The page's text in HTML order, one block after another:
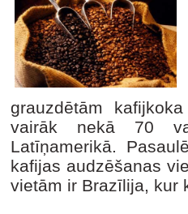
grauzdētām
vairāk nekā 70
Latīņamerikā.
kafijas audzēšanas
vietām ir Brazīlija, kur